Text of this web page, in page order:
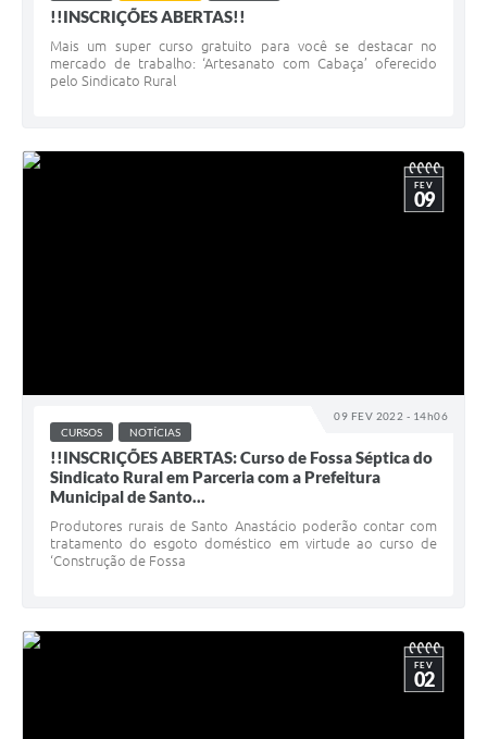
!!INSCRIÇÕES ABERTAS!!
Mais um super curso gratuito para você se destacar no
mercado de trabalho: ‘Artesanato com Cabaça’ oferecido
pelo Sindicato Rural
09 FEV 2022 - 14h06
FEV
09
CURSOS NOTÍCIAS
!!INSCRIÇÕES ABERTAS: Curso de Fossa Séptica do
Sindicato Rural em Parceria com a Prefeitura
Municipal de Santo...
Produtores rurais de Santo Anastácio poderão contar com
tratamento do esgoto doméstico em virtude ao curso de
‘Construção de Fossa
FEV
02